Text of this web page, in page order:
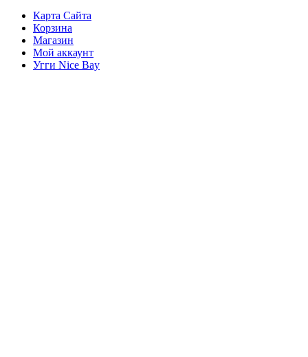
Карта Сайта
Корзина
Магазин
Мой аккаунт
Угги Nice Bay